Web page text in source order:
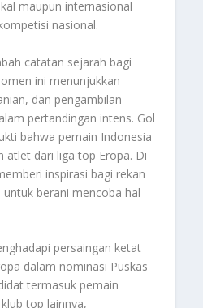
maupun internasional
nasional.
catatan sejarah bagi
ini menunjukkan
dan pengambilan
pertandingan intens. Gol
bahwa pemain Indonesia
atlet dari liga top Eropa. Di
inspirasi bagi rekan
berani mencoba hal
persaingan ketat
dalam nominasi Puskas
termasuk pemain
top lainnya,